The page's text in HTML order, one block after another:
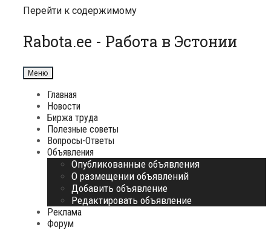
Перейти к содержимому
Rabota.ee - Работа в Эстонии
Меню
Главная
Новости
Биржа труда
Полезные советы
Вопросы-Ответы
Объявления
Опубликованные объявления
О размещении объявлений
Добавить объявление
Редактировать объявление
Реклама
Форум